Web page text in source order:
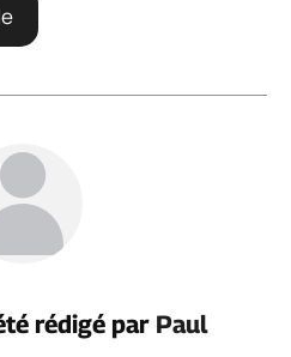
rédigé par Paul